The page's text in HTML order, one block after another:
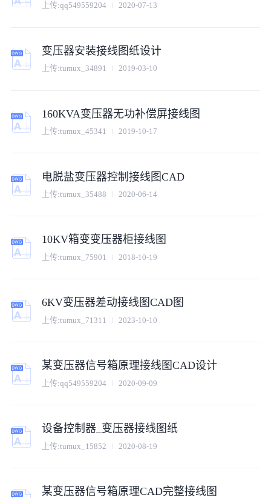
上传:qq549559204 2020-07-13
变压器安装接线图纸设计
上传:tumux_34891 2019-03-10
160KVA变压器无功补偿屏接线图
上传:tumux_45341 2019-10-17
电脱盐变压器控制接线图CAD
上传:tumux_35488 2020-06-14
10KV箱变变压器柜接线图
上传:tumux_75901 2018-10-19
6KV变压器差动接线图CAD图
上传:tumux_71311 2023-10-10
某变压器信号箱原理接线图CAD设计
上传:qq549559204 2020-09-09
设备控制器_变压器接线图纸
上传:tumux_15852 2020-08-19
某变压器信号箱原理CAD完整接线图